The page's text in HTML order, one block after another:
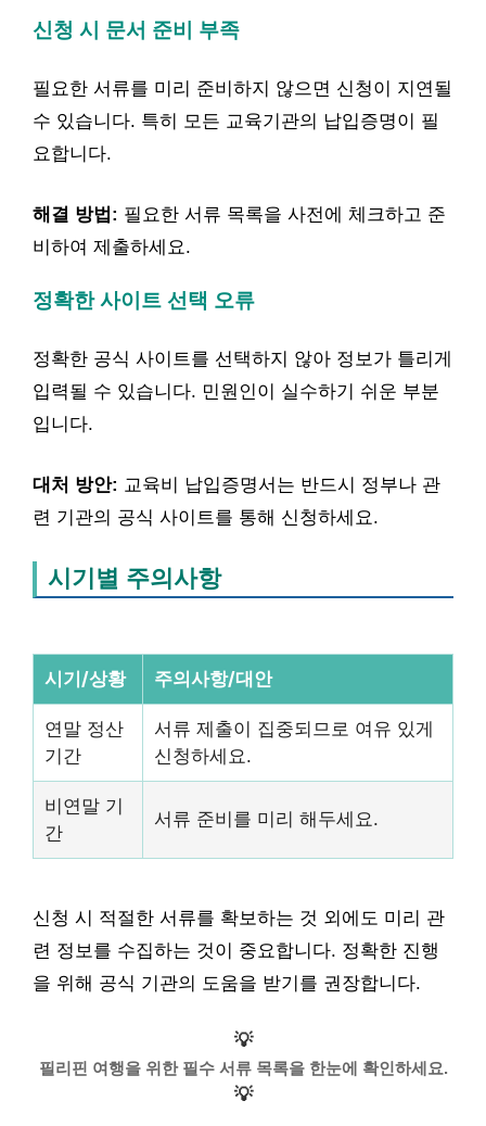
신청 시 문서 준비 부족
필요한 서류를 미리 준비하지 않으면 신청이 지연될
수 있습니다. 특히 모든 교육기관의 납입증명이 필
요합니다.
해결 방법: 필요한 서류 목록을 사전에 체크하고 준
비하여 제출하세요.
정확한 사이트 선택 오류
정확한 공식 사이트를 선택하지 않아 정보가 틀리게
입력될 수 있습니다. 민원인이 실수하기 쉬운 부분
입니다.
대처 방안: 교육비 납입증명서는 반드시 정부나 관
련 기관의 공식 사이트를 통해 신청하세요.
시기별 주의사항
시기/상황 주의사항/대안
연말 정산
기간
서류 제출이 집중되므로 여유 있게
신청하세요.
비연말 기
간
서류 준비를 미리 해두세요.
신청 시 적절한 서류를 확보하는 것 외에도 미리 관
련 정보를 수집하는 것이 중요합니다. 정확한 진행
을 위해 공식 기관의 도움을 받기를 권장합니다.
💡
필리핀 여행을 위한 필수 서류 목록을 한눈에 확인하세요.
💡